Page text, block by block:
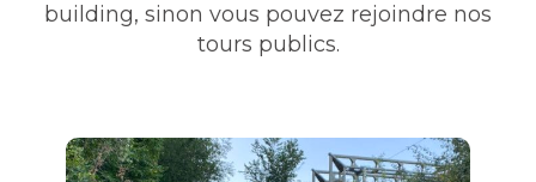
building, sinon vous pouvez rejoindre nos
tours publics.